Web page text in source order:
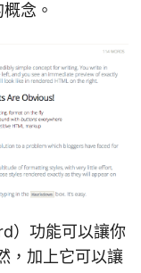
概念。
）功能可以讓你
，加上它可以讓